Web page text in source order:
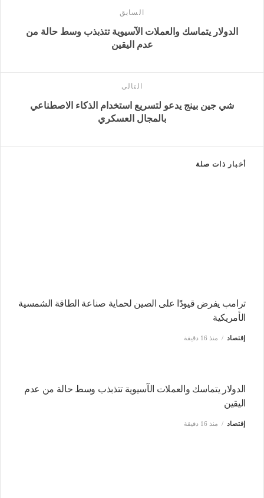
السابق
الدولار يتماسك والعملات الآسيوية تتذبذب وسط حالة من
عدم اليقين
التالى
شي جين بينج يدعو لتسريع استخدام الذكاء الاصطناعي
بالمجال العسكري
أخبار ذات صلة
ترامب يفرض قيودًا على الصين لحماية صناعة الطاقة الشمسية
الأمريكية
إقتصاد منذ 16 دقيقة
الدولار يتماسك والعملات الآسيوية تتذبذب وسط حالة من عدم
اليقين
إقتصاد منذ 16 دقيقة